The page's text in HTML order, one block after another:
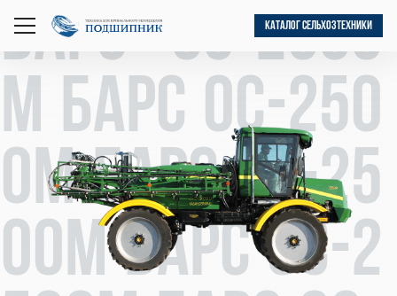
открыть
меню
КАТАЛОГ СЕЛЬХОЗТЕХНИКИ
Барс ОС-2500
М Барс ОС-250
0М Барс ОС-25
00М Барс ОС-2